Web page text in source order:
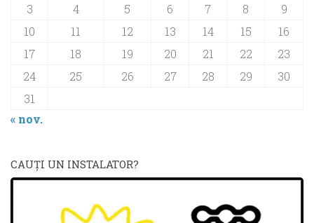
3
4 5 6 7 8
9
10
11 12 13 14 15
16
17
18 19 20 21 22
23
24
25 26 27 28 29
30
31
« nov.
CAUŢI UN INSTALATOR?